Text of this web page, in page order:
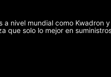
a nivel mundial como
que solo lo mejor en